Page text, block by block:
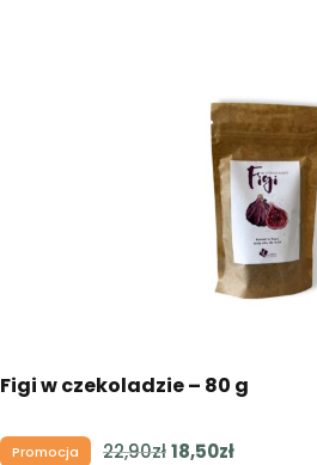
Figi w czekoladzie – 80 g
Promocja 22,90zł Pierwotna
18,50złAktualna